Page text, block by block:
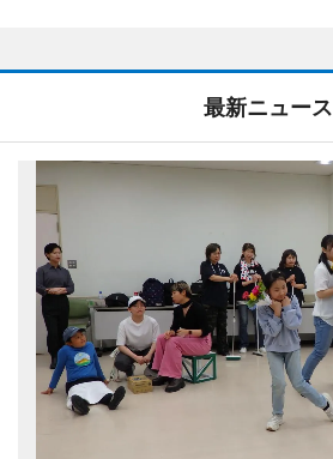
最新ニュース